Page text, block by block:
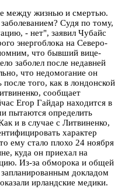
между жизнью и смертью.
Судя по тому,
- нет", заявил Чубайс
энергоблока на Северо-
что бывший вице-
заболел после недавней
что недомогание он
того, как в лондонской
сообщает
Егор Гайдар находится в
пытаются определить
и в случае с Литвиненко,
характер
ему стало плохо 24 ноября
куда он приехал на
Из-за обморока и общей
докладом
ирландские медики.